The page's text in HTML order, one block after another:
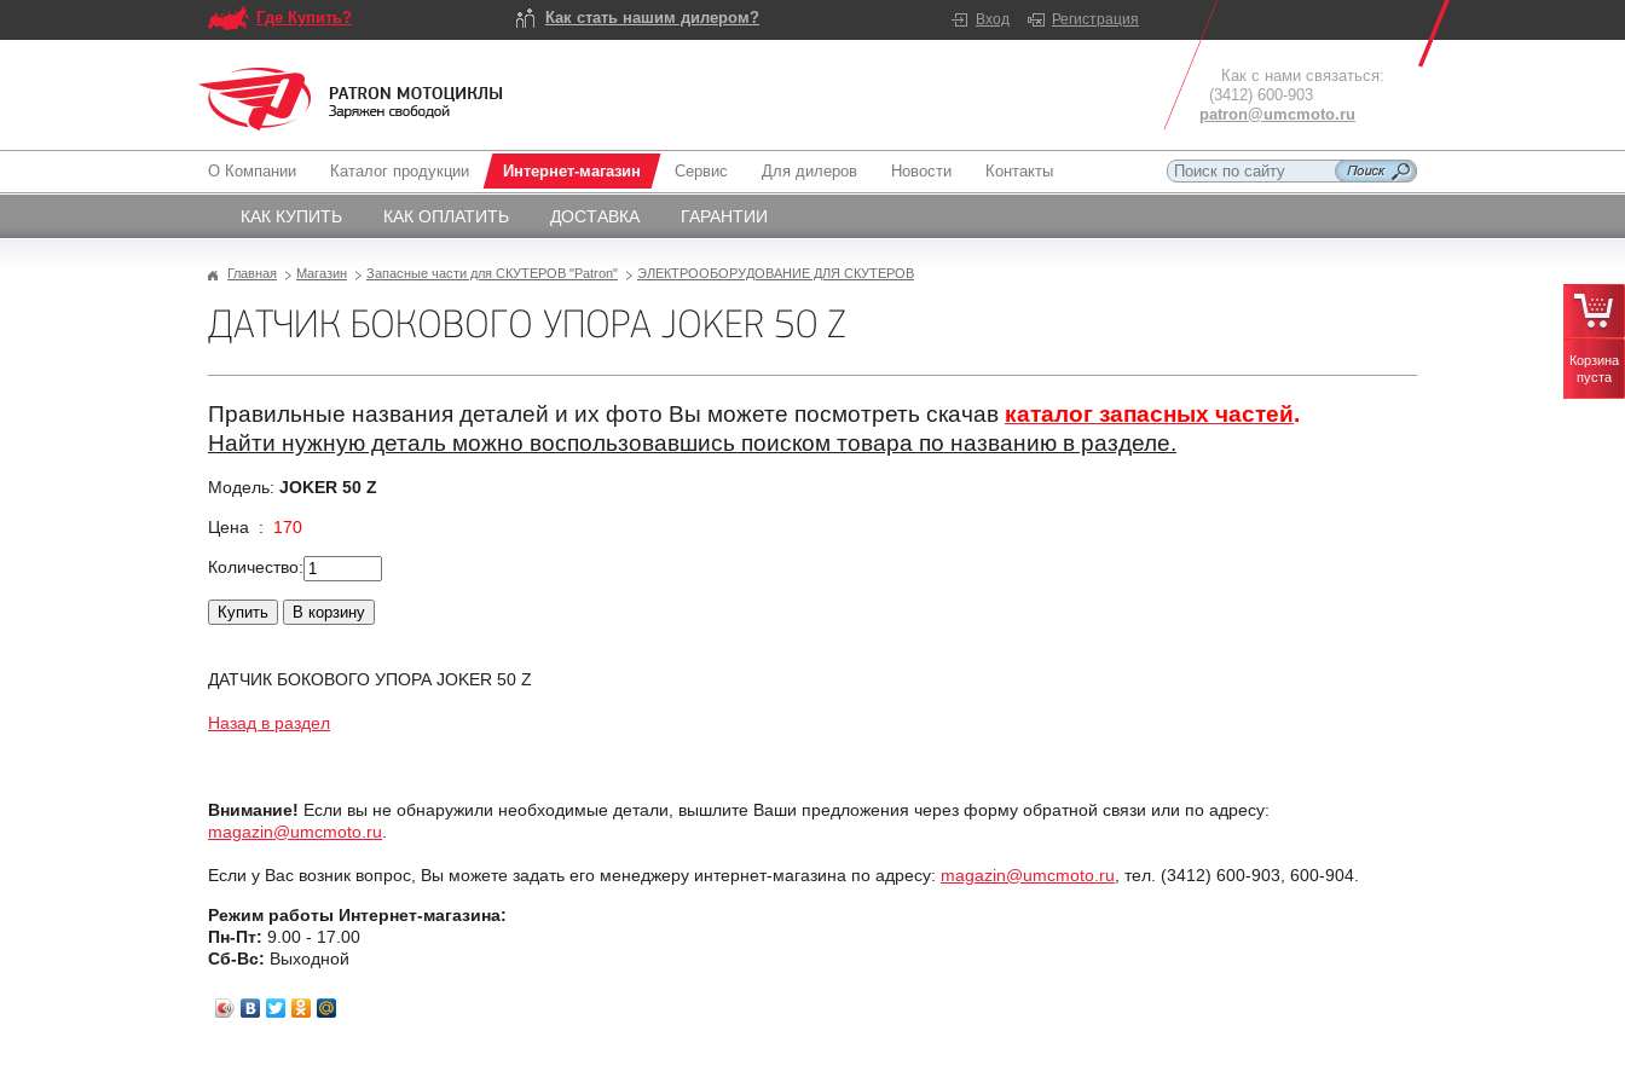
Вход Регистрация
Где Купить? Как стать нашим дилером?
Как с нами связаться:
(3412) 600-903
patron@umcmoto.ru
О Компании Каталог продукции Интернет-магазин
КАК КУПИТЬ КАК ОПЛАТИТЬ ДОСТАВКА ГАРАНТИИ
Сервис Для дилеров Новости Контакты
Корзина
пуста
Главная Магазин Запасные части для СКУТЕРОВ "Patron" ЭЛЕКТРООБОРУДОВАНИЕ ДЛЯ СКУТЕРОВ
ДАТЧИК БОКОВОГО УПОРА JOKER 50 Z
Правильные названия деталей и их фото Вы можете посмотреть скачав каталог запасных частей.
Найти нужную деталь можно воспользовавшись поиском товара по названию в разделе.
Модель: JOKER 50 Z
Цена : 170
Количество:
ДАТЧИК БОКОВОГО УПОРА JOKER 50 Z
Назад в раздел
Внимание! Если вы не обнаружили необходимые детали, вышлите Ваши предложения через форму обратной связи или по адресу:
magazin@umcmoto.ru
Если у Вас возник вопрос, Вы можете задать его менеджеру интернет-магазина по адресу: magazin@umcmoto.ru , тел. (3412) 600-903, 600-904.
Режим работы Интернет-магазина:
Пн-Пт: 9.00 - 17.00
Сб-Вс: Выходной